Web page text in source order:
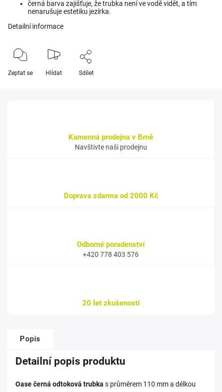
černá barva zajišťuje, že trubka není ve vodě vidět, a tím
nenarušuje estetiku jezírka.
Detailní informace
Zeptat se Hlídat Sdílet
Kamenná prodejna v Brně
Navštivte naši prodejnu
Doprava zdarma od 2000 Kč
Odborné poradenství
+420 778 403 576
20 let zkušeností
Popis
Detailní popis produktu
Oase černá odtoková trubka s průměrem 110 mm a délkou